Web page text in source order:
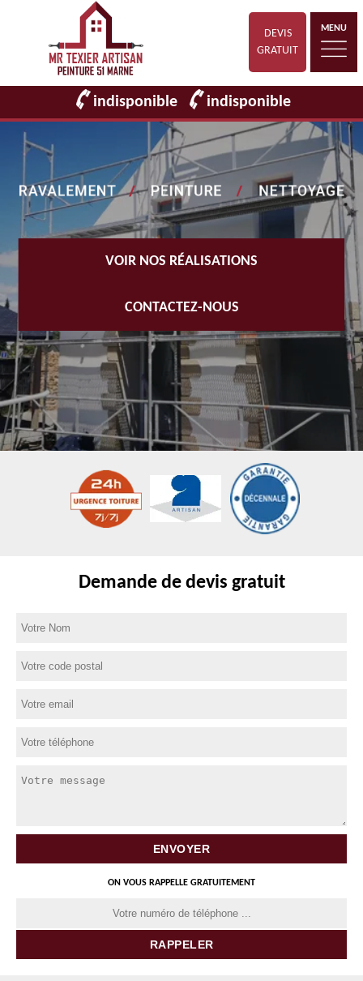
DEVIS
GRATUIT
MENU
indisponible indisponible
VOIR NOS RÉALISATIONS
CONTACTEZ-NOUS
Demande de devis gratuit
ON VOUS RAPPELLE GRATUITEMENT